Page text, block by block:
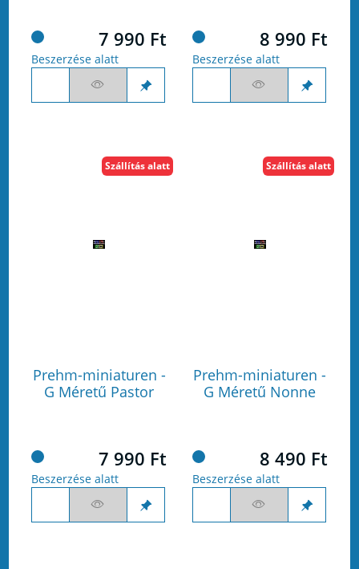
7 990 Ft
Beszerzése alatt
8 990 Ft
Beszerzése alatt
Prehm-miniaturen -
G Méretű Pastor
Szállítás alatt
7 990 Ft
Beszerzése alatt
Prehm-miniaturen -
G Méretű Nonne
Szállítás alatt
8 490 Ft
Beszerzése alatt